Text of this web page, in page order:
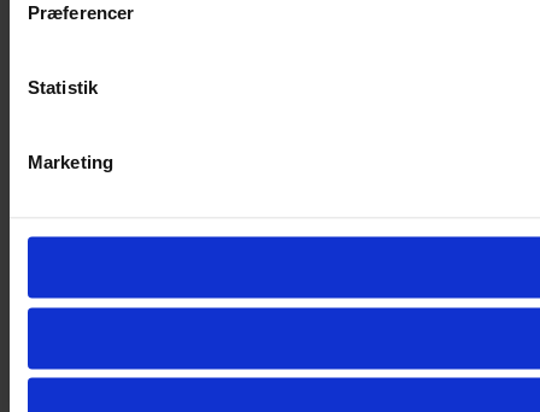
Præferencer
Statistik
Marketing